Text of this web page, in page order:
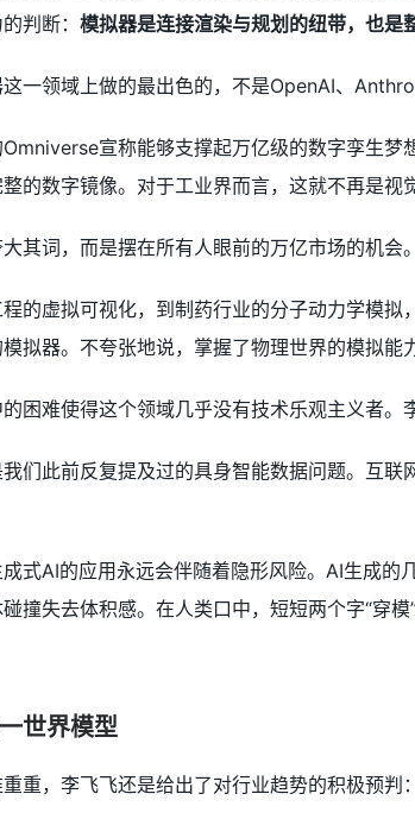
判断： 模拟器是连接渲染与规划的纽带，也是
一领域上做的最出色的，不是OpenAI、
宣称能够支撑起万亿级的数字孪生
的数字镜像。对于工业界而言，这就不再是视
其词，而是摆在所有人眼前的万亿市场的机会。
的虚拟可视化，到制药行业的分子动力学模
拟器。不夸张地说，掌握了物理世界的模拟能
困难使得这个领域几乎没有技术乐观主义者。
们此前反复提及过的具身智能数据问题。互
式AI的应用永远会伴随着隐形风险。AI生成
撞失去体积感。在人类口中，短短两个字“穿
世界模型
重，李飞飞还是给出了对行业趋势的积极预判：